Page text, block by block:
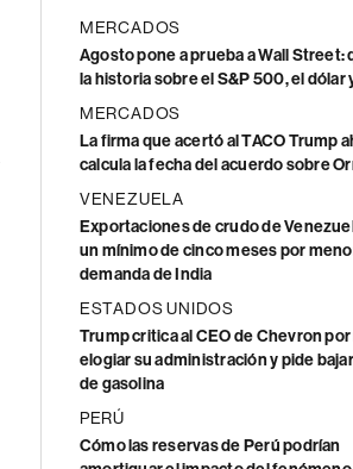
MERCADOS
Agosto pone a prueba a Wall Street:
la historia sobre el S&P 500, el dólar
MERCADOS
La firma que acertó al TACO Trump
calcula la fecha del acuerdo sobre
VENEZUELA
Exportaciones de crudo de
un mínimo de cinco meses por
demanda de India
ESTADOS UNIDOS
Trump critica al CEO de Chevron
elogiar su administración y pide
de gasolina
PERÚ
Cómo las reservas de Perú podrían